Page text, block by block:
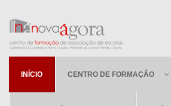
INÍCIO CENTRO DE FORMAÇÃO